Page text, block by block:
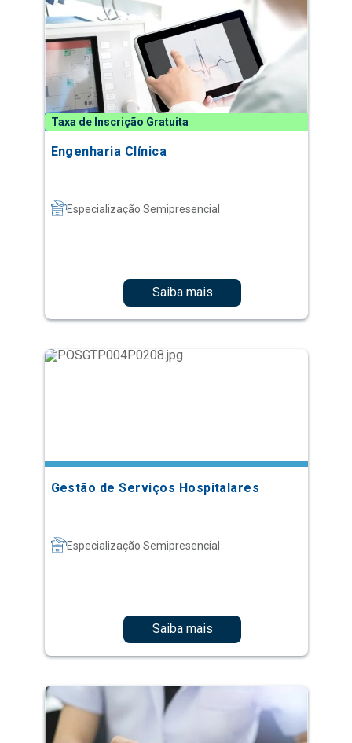
Taxa de Inscrição Gratuita
Engenharia Clínica
Especialização Semipresencial
Saiba mais
Gestão de Serviços Hospitalares
Especialização Semipresencial
Saiba mais